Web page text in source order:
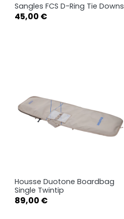
 Aperçu rapide
Sangles FCS D-Ring Tie Downs
Prix
45,00 €
Aperçu rapide
138x43
Housse Duotone Boardbag
Single Twintip
Prix
89,00 €